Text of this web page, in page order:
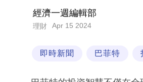
經濟一週編輯部
理財 Apr 15 2024
即時新聞 巴菲特